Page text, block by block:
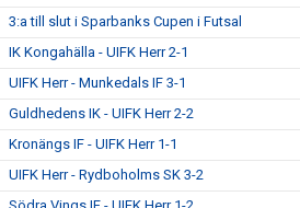
3:a till slut i Sparbanks Cupen i Futsal
IK Kongahälla - UIFK Herr 2-1
UIFK Herr - Munkedals IF 3-1
Guldhedens IK - UIFK Herr 2-2
Kronängs IF - UIFK Herr 1-1
UIFK Herr - Rydboholms SK 3-2